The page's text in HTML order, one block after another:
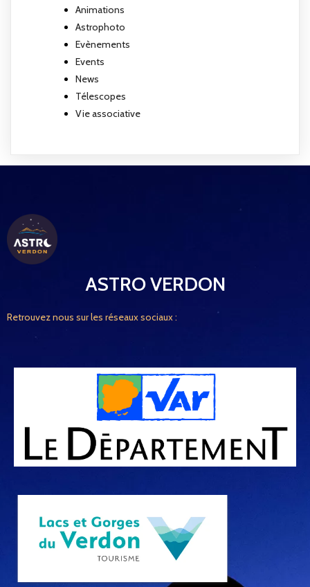
Animations
Astrophoto
Evènements
Events
News
Télescopes
Vie associative
ASTRO VERDON
Retrouvez nous sur les réseaux sociaux :